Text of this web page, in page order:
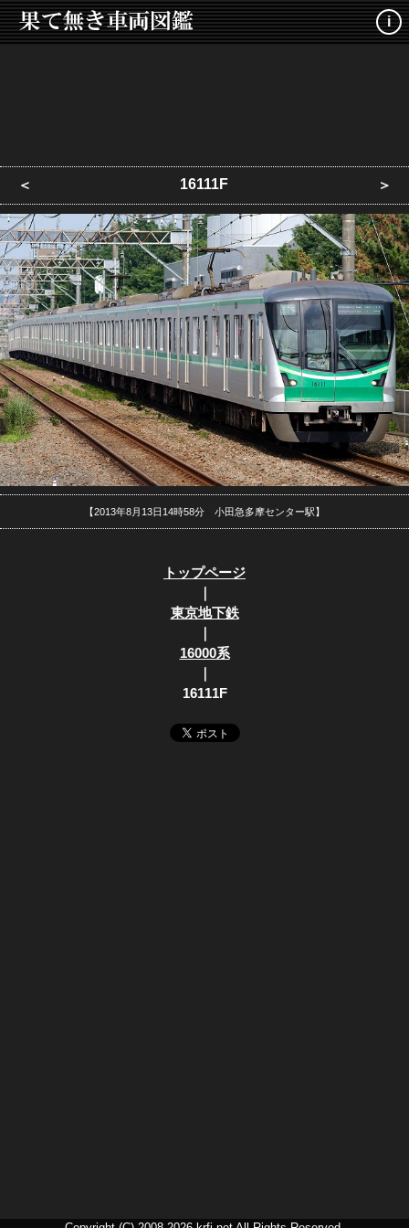
i
＜ 16111F ＞
【2013年8月13日14時58分 小田急多摩センター駅】
トップページ
｜
東京地下鉄
｜
16000系
｜
16111F